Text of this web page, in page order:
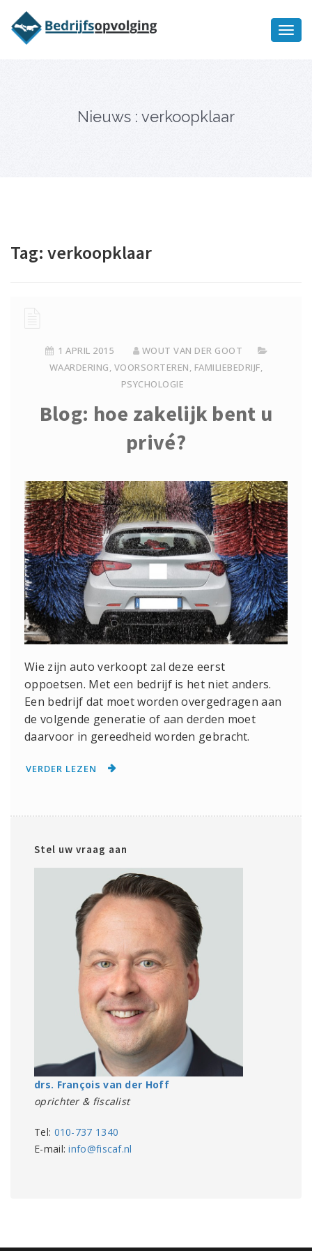
Nieuws : verkoopklaar
Tag: verkoopklaar
1 APRIL 2015
WOUT VAN DER GOOT
WAARDERING, VOORSORTEREN, FAMILIEBEDRIJF,
PSYCHOLOGIE
Blog: hoe zakelijk bent u
privé?
Wie zijn auto verkoopt zal deze eerst
oppoetsen. Met een bedrijf is het niet anders.
Een bedrijf dat moet worden overgedragen aan
de volgende generatie of aan derden moet
daarvoor in gereedheid worden gebracht.
VERDER LEZEN
Stel uw vraag aan
drs. François van der Hoff
oprichter & fiscalist
Tel: 010-737 1340
E-mail:info@fiscaf.nl
bedrijfsopvolging voor fiscaal
juridisch advies
Ik wil meer informatie